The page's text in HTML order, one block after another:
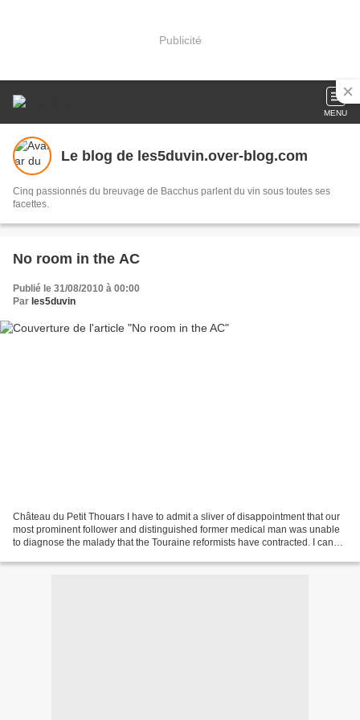
Publicité
MENU
Le blog de les5duvin.over-blog.com
Cinq passionnés du breuvage de Bacchus parlent du vin sous toutes ses
facettes.
No room in the AC
Publié le 31/08/2010 à 00:00
Par les5duvin
Château du Petit Thouars I have to admit a sliver of disappointment that our
most prominent follower and distinguished former medical man was unable
to diagnose the malady that the Touraine reformists have contracted. I can